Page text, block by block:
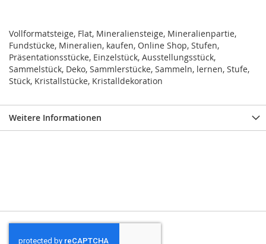
Vollformatsteige, Flat, Mineraliensteige, Mineralienpartie,
Fundstücke, Mineralien, kaufen, Online Shop, Stufen,
Präsentationsstücke, Einzelstück, Ausstellungsstück,
Sammelstück, Deko, Sammlerstücke, Sammeln, lernen, Stufe,
Stück, Kristallstücke, Kristalldekoration
Weitere Informationen